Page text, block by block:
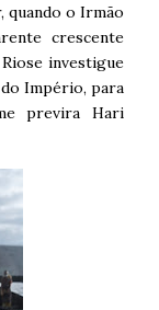
quando o Irmão
crescente
investigue
do Império, para
previra Hari